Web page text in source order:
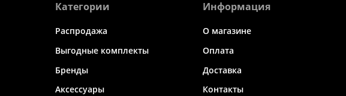
Категории
Распродажа
Выгодные комплекты
Бренды
Аксессуары
Информация
О магазине
Оплата
Доставка
Контакты